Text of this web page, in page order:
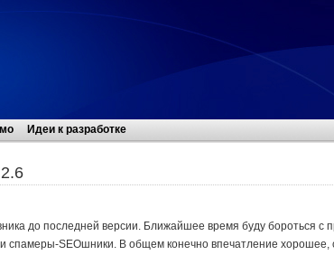
Идеи к разработке
до последней версии. Ближайшее время буду бороться с
спамеры-SEOшники. В общем конечно впечатление хорошее,